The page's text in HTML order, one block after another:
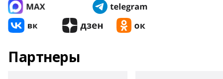
Партнеры